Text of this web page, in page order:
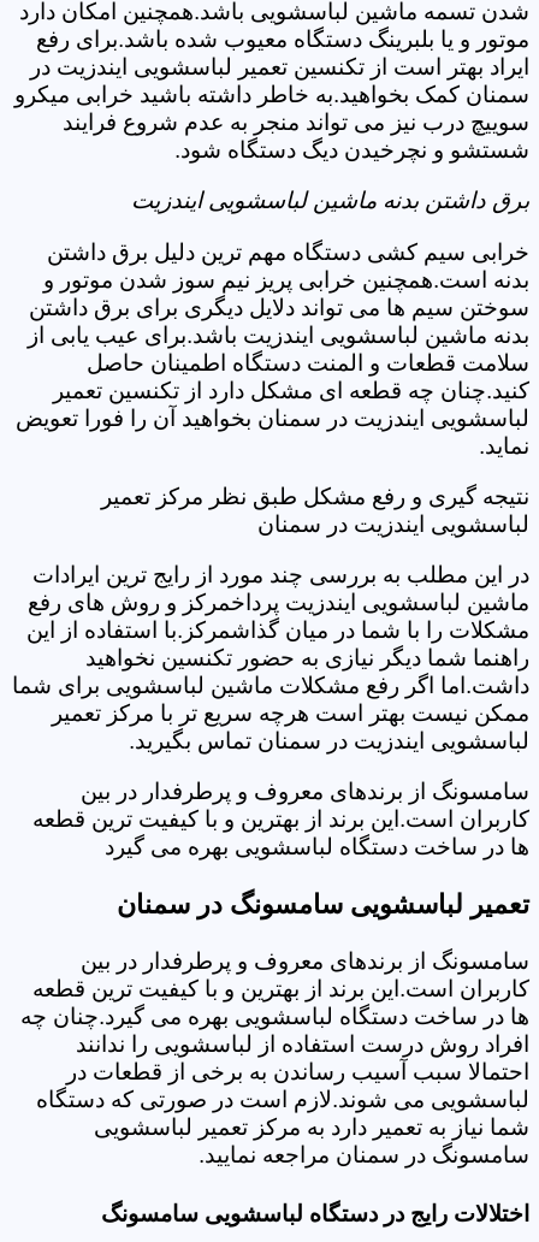
شدن تسمه ماشین لباسشویی باشد.همچنین امکان دارد
موتور و یا بلبرینگ دستگاه معیوب شده باشد.برای رفع
ایراد بهتر است از تکنسین تعمیر لباسشویی ایندزیت در
سمنان کمک بخواهید.به خاطر داشته باشید خرابی میکرو
سوییچ درب نیز می تواند منجر به عدم شروع فرایند
شستشو و نچرخیدن دیگ دستگاه شود.
برق داشتن بدنه ماشین لباسشویی ایندزیت
خرابی سیم کشی دستگاه مهم ترین دلیل برق داشتن
بدنه است.همچنین خرابی پریز نیم سوز شدن موتور و
سوختن سیم ها می تواند دلایل دیگری برای برق داشتن
بدنه ماشین لباسشویی ایندزیت باشد.برای عیب یابی از
سلامت قطعات و المنت دستگاه اطمینان حاصل
کنید.چنان چه قطعه ای مشکل دارد از تکنسین تعمیر
لباسشویی ایندزیت در سمنان بخواهید آن را فورا تعویض
نماید.
نتیجه گیری و رفع مشکل طبق نظر مرکز تعمیر
لباسشویی ایندزیت در سمنان
در این مطلب به بررسی چند مورد از رایج ترین ایرادات
ماشین لباسشویی ایندزیت پرداخمرکز و روش های رفع
مشکلات را با شما در میان گذاشمرکز.با استفاده از این
راهنما شما دیگر نیازی به حضور تکنسین نخواهید
داشت.اما اگر رفع مشکلات ماشین لباسشویی برای شما
ممکن نیست بهتر است هرچه سریع تر با مرکز تعمیر
لباسشویی ایندزیت در سمنان تماس بگیرید.
سامسونگ از برندهای معروف و پرطرفدار در بین
کاربران است.این برند از بهترین و با کیفیت ترین قطعه
ها در ساخت دستگاه لباسشویی بهره می گیرد
تعمیر لباسشویی سامسونگ در سمنان
سامسونگ از برندهای معروف و پرطرفدار در بین
کاربران است.این برند از بهترین و با کیفیت ترین قطعه
ها در ساخت دستگاه لباسشویی بهره می گیرد.چنان چه
افراد روش درست استفاده از لباسشویی را ندانند
احتمالا سبب آسیب رساندن به برخی از قطعات در
لباسشویی می شوند.لازم است در صورتی که دستگاه
شما نیاز به تعمیر دارد به مرکز تعمیر لباسشویی
سامسونگ در سمنان مراجعه نمایید.
اختلالات رایج در دستگاه لباسشویی سامسونگ